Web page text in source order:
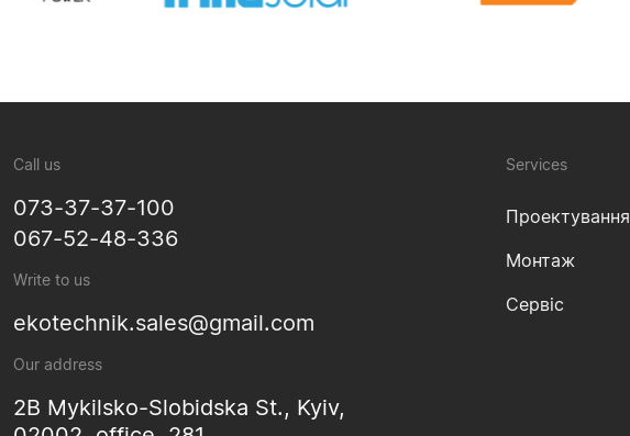
Call us
073-37-37-100
067-52-48-336
Write to us
ekotechnik.sales@gmail.com
Our address
2B Mykilsko-Slobidska St., Kyiv,
Services
Проектування
Монтаж
Сервіс